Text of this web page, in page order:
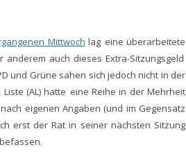
Mittwoch lag eine überarbeitete
anderem auch dieses Extra-Sitzungsgeld
und Grüne sahen sich jedoch nicht in der
(AL) hatte eine Reihein der Mehrheit
eigenen Angaben (und im Gegensatz
erst der Rat in seiner nächsten Sitzung